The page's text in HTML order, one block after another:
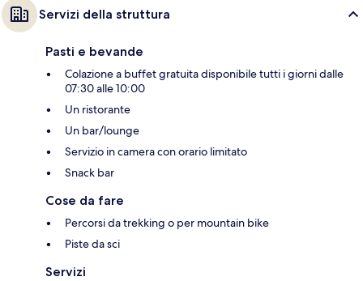
Servizi della struttura
Pasti e bevande
Colazione a buffet gratuita disponibile tutti i giorni dalle
07:30 alle 10:00
Un ristorante
Un bar/lounge
Servizio in camera con orario limitato
Snack bar
Cose da fare
Percorsi da trekking o per mountain bike
Piste da sci
Servizi